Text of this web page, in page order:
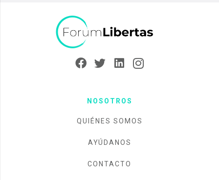
NOSOTROS
QUIÉNES SOMOS
AYÚDANOS
CONTACTO